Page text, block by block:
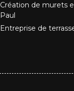
Création de murets
Paul
Entreprise de